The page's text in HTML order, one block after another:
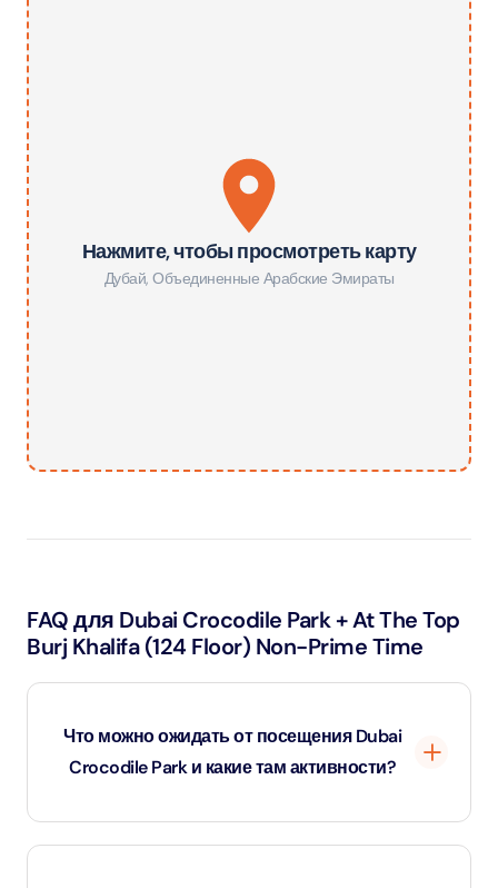
Нажмите, чтобы просмотреть карту
Дубай, Объединенные Арабские Эмираты
FAQ для Dubai Crocodile Park + At The Top
Burj Khalifa (124 Floor) Non-Prime Time
Что можно ожидать от посещения Dubai
Crocodile Park и какие там активности?
Dubai Crocodile Park предлагает посетителям